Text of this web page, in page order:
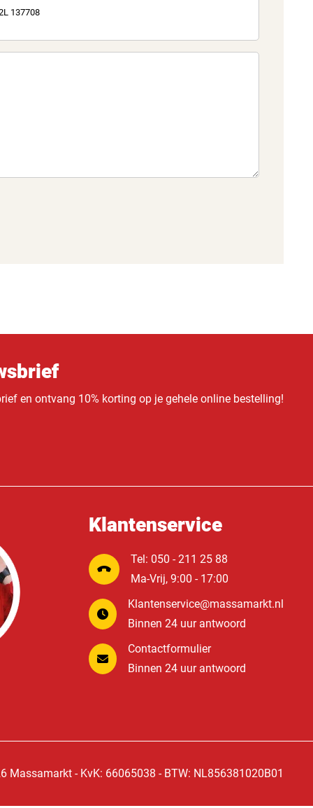
en ontvang 10% korting op je gehele online bestelling!
Klantenservice
Tel: 050 - 211 25 88
Ma-Vrij, 9:00 - 17:00
Klantenservice@massamarkt.nl
Binnen 24 uur antwoord
Contactformulier
Binnen 24 uur antwoord
Massamarkt - KvK: 66065038 - BTW: NL856381020B01